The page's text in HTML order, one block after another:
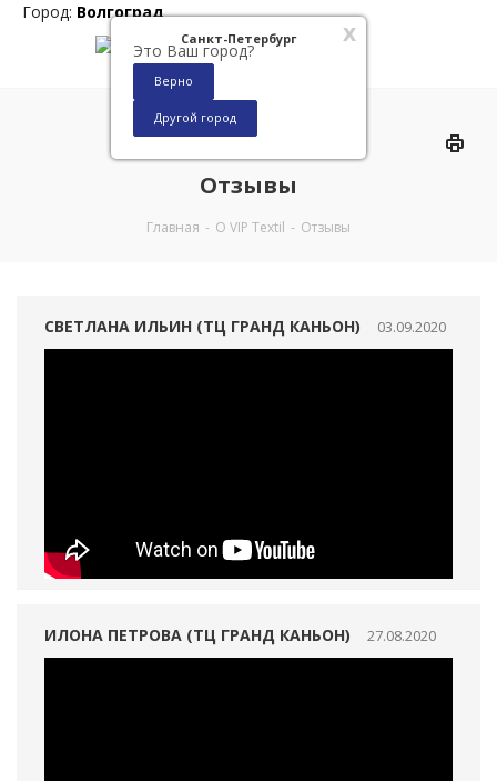
x
Санкт-Петербург
Это Ваш город?
Верно
Другой город
Город: Волгоград
Отзывы
Главная - О VIP Textil - Отзывы
СВЕТЛАНА ИЛЬИН (ТЦ ГРАНД КАНЬОН) 03.09.2020
ИЛОНА ПЕТРОВА (ТЦ ГРАНД КАНЬОН) 27.08.2020